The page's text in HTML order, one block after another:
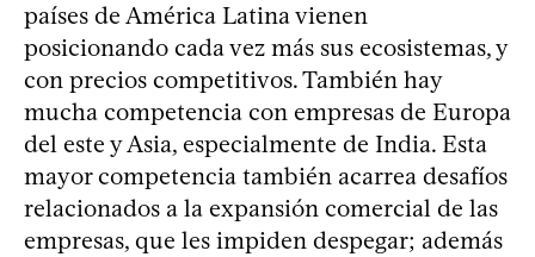
países de América Latina vienen
posicionando cada vez más sus ecosistemas, y
con precios competitivos. También hay
mucha competencia con empresas de Europa
del este y Asia, especialmente de India. Esta
mayor competencia también acarrea desafíos
relacionados a la expansión comercial de las
empresas, que les impiden despegar; además